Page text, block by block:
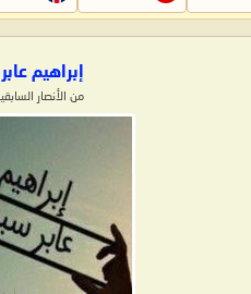
إبراهيم
من الأنصار